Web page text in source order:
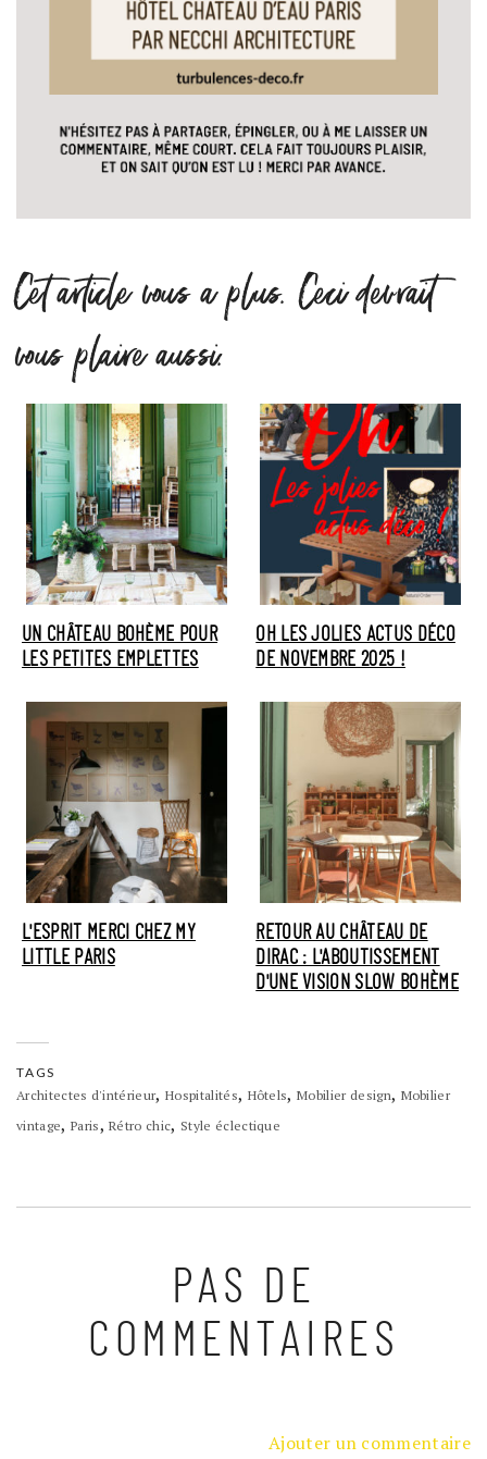
Cet article vous a plus. Ceci devrait
vous plaire aussi.
UN CHÂTEAU BOHÈME POUR
LES PETITES EMPLETTES
OH LES JOLIES ACTUS DÉCO
DE NOVEMBRE 2025 !
L'ESPRIT MERCI CHEZ MY
LITTLE PARIS
RETOUR AU CHÂTEAU DE
DIRAC : L'ABOUTISSEMENT
D'UNE VISION SLOW BOHÈME
TAGS
Architectes d'intérieur,Hospitalités, Hôtels,Mobilier design, Mobilier
vintage, Paris,Rétro chic, Style éclectique
PAS DE
COMMENTAIRES
Ajouter un commentaire